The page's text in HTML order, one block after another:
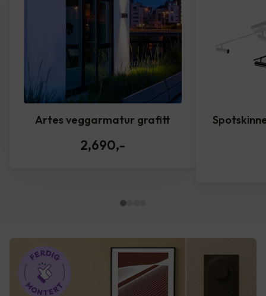
Artes veggarmatur grafitt
2,690,-